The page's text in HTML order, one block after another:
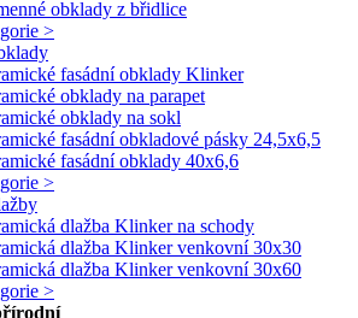
obklady z břidlice
>
fasádní obklady Klinker
obklady na parapet
obklady na sokl
fasádní obkladové pásky 24,5x6,5
fasádní obklady 40x6,6
>
dlažba Klinker na schody
dlažba Klinker venkovní 30x30
dlažba Klinker venkovní 30x60
>